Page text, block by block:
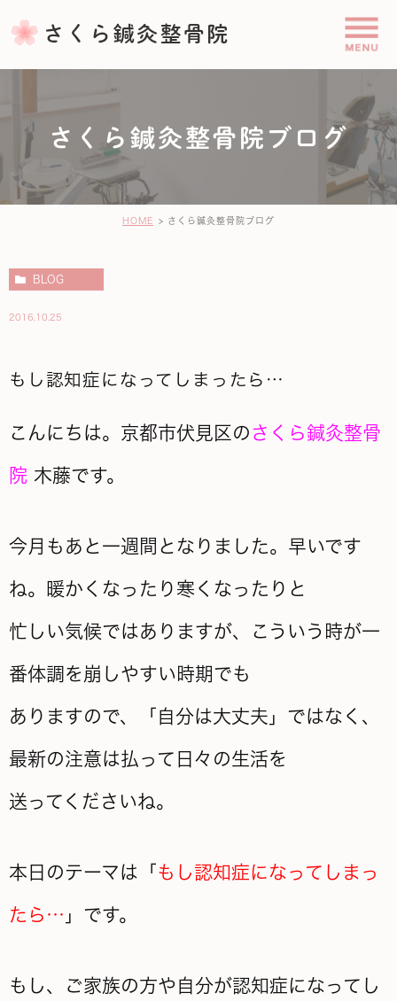
さくら鍼灸整骨院ブログ
HOME さくら鍼灸整骨院ブログ
BLOG
2016.10.25
もし認知症になってしまったら…
こんにちは。京都市伏見区の さくら鍼灸整骨
院 木藤です。
今月もあと一週間となりました。早いです
ね。暖かくなったり寒くなったりと
忙しい気候ではありますが、こういう時が一
番体調を崩しやすい時期でも
ありますので、「自分は大丈夫」ではなく、
最新の注意は払って日々の生活を
送ってくださいね。
本日のテーマは「 もし認知症になってしまっ
たら… 」です。
もし、ご家族の方や自分が認知症になってし